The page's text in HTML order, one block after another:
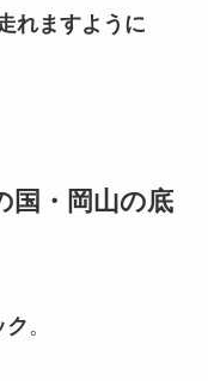
れますように
国・岡山の底
ク。